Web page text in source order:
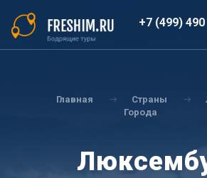
основному
содержанию
+7 (499)
Главная Страны
Города